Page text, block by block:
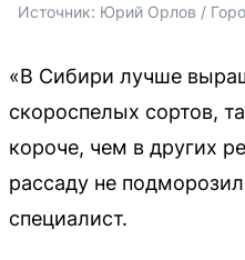
Источник: Юрий Орлов /
«В Сибири лучше
скороспелых сортов,
короче, чем в других
рассаду не
специалист.